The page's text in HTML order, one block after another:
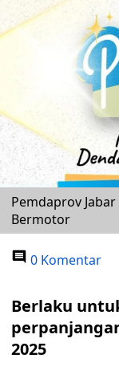
Pemdaprov
Bermotor
0 Komentar
Berlaku
2025